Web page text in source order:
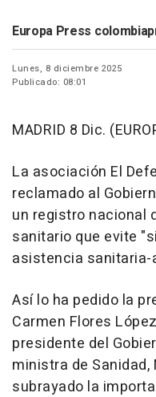
Europa Press
Lunes, 8 diciembre 2025
Publicado: 08:01
MADRID 8 Dic.
La asociación El
reclamado al
un registro nacional
sanitario que evite
asistencia
Así lo ha pedido la
Carmen Flores
presidente del
ministra de Sanidad,
subrayado la